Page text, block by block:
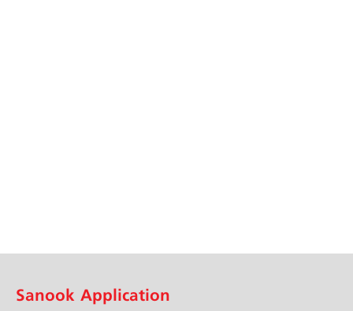
Sanook Application